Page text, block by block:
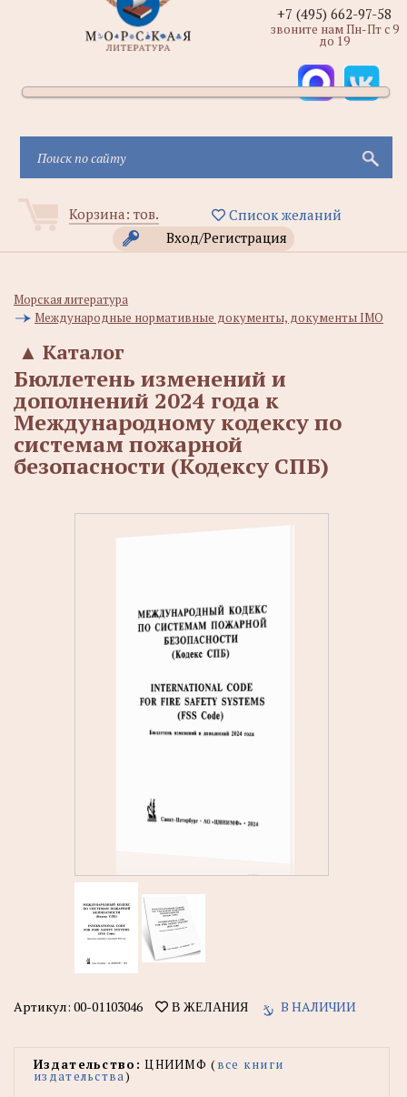
Корзина: тов.
Список желаний
Вход/Регистрация
+7 (495) 662-97-58
звоните нам Пн-Пт с 9
до 19
Морская литература
Международные нормативные документы, документы IMO
Каталог
▲
Бюллетень изменений и
дополнений 2024 года к
Международному кодексу по
системам пожарной
безопасности (Кодексу СПБ)
Артикул: 00-01103046 В ЖЕЛАНИЯ В НАЛИЧИИ
Издательство: ЦНИИМФ (все книги
издательства)